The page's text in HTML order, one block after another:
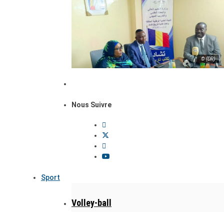
© (DR)
Nous Suivre
Sport
Volley-ball